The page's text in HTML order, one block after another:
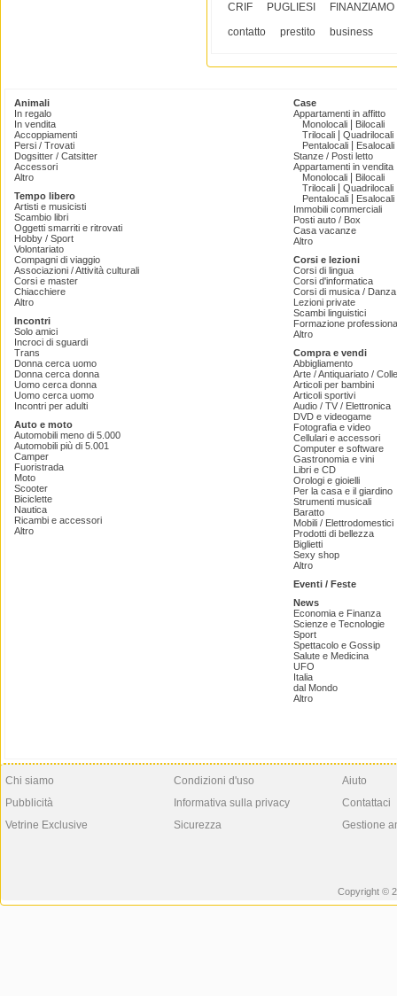
CRIF PUGLIESI
FINANZIAMO
contatto
prestito business
Animali
In regalo
In vendita
Accoppiamenti
Persi / Trovati
Dogsitter / Catsitter
Accessori
Altro
Tempo libero
Artisti e musicisti
Scambio libri
Oggetti smarriti e ritrovati
Hobby / Sport
Volontariato
Compagni di viaggio
Associazioni / Attività culturali
Corsi e master
Chiacchiere
Altro
Incontri
Solo amici
Incroci di sguardi
Trans
Donna cerca uomo
Donna cerca donna
Uomo cerca donna
Uomo cerca uomo
Incontri per adulti
Auto e moto
Automobili meno di 5.000
Automobili più di 5.001
Camper
Fuoristrada
Moto
Scooter
Biciclette
Nautica
Ricambi e accessori
Altro
Case
Appartamenti in affitto
Monolocali
Bilocali
Trilocali
Quadrilocali
Pentalocali
Esalocali
Stanze / Posti letto
Appartamenti in vendita
Monolocali
Bilocali
Trilocali
Quadrilocali
Pentalocali
Esalocali
Immobili commerciali
Posti auto / Box
Casa vacanze
Altro
Corsi e lezioni
Corsi di lingua
Corsi d'informatica
Corsi di musica /
Lezioni private
Scambi linguistici
Formazione
Altro
Compra e vendi
Abbigliamento
Arte / Antiquariato /
Articoli per bambini
Articoli sportivi
Audio / TV / Elettronica
DVD e videogame
Fotografia e video
Cellulari e accessori
Computer e software
Gastronomia e vini
Libri e CD
Orologi e gioielli
Per la casa e il giardino
Strumenti musicali
Baratto
Mobili / Elettrodomestici
Prodotti di bellezza
Biglietti
Sexy shop
Altro
Eventi / Feste
News
Economia e Finanza
Scienze e Tecnologie
Sport
Spettacolo e Gossip
Salute e Medicina
UFO
Italia
dal Mondo
Altro
Chi siamo
Pubblicità
Vetrine Exclusive
Condizioni d'uso
Informativa sulla privacy
Sicurezza
Aiuto
Contattaci
Gestione
Copyright ©